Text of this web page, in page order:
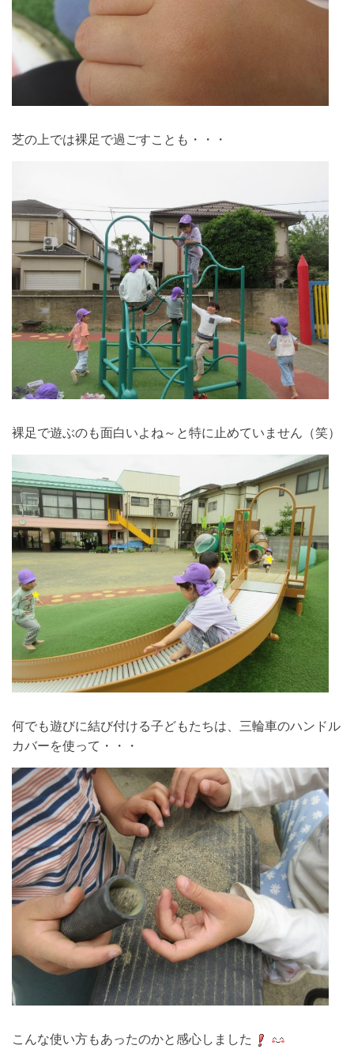
芝の上では裸足で過ごすことも・・・
裸足で遊ぶのも面白いよね～と特に止めていません（笑）
何でも遊びに結び付ける子どもたちは、三輪車のハンドル
カバーを使って・・・
こんな使い方もあったのかと感心しました